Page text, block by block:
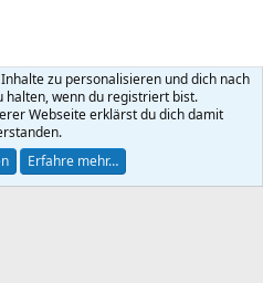
Datenschutz Hilfe
R
2026 XenForo Ltd.
zu personalisieren und dich nach
halten, wenn du registriert bist.
Webseite erklärst du dich damit
Erfahre mehr…